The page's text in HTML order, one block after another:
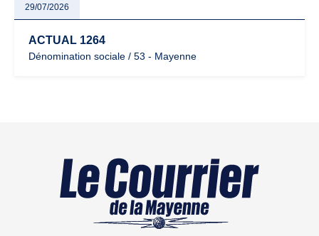
29/07/2026
ACTUAL 1264
Dénomination sociale / 53 - Mayenne